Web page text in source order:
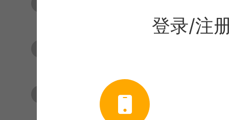
位移转场
登录/注